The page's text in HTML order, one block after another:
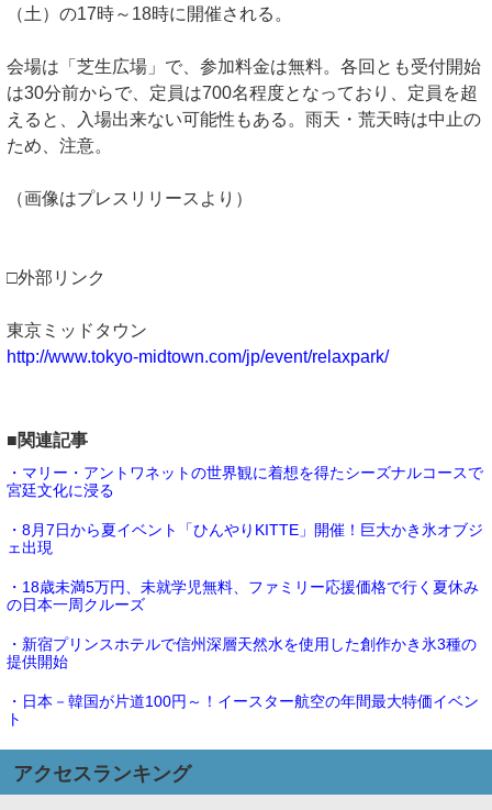
（土）の17時～18時に開催される。
会場は「芝生広場」で、参加料金は無料。各回とも受付開始
は30分前からで、定員は700名程度となっており、定員を超
えると、入場出来ない可能性もある。雨天・荒天時は中止の
ため、注意。
（画像はプレスリリースより）
□外部リンク
東京ミッドタウン
http://www.tokyo-midtown.com/jp/event/relaxpark/
■関連記事
・マリー・アントワネットの世界観に着想を得たシーズナルコースで
宮廷文化に浸る
・8月7日から夏イベント「ひんやりKITTE」開催！巨大かき氷オブジ
ェ出現
・18歳未満5万円、未就学児無料、ファミリー応援価格で行く夏休み
の日本一周クルーズ
・新宿プリンスホテルで信州深層天然水を使用した創作かき氷3種の
提供開始
・日本－韓国が片道100円～！イースター航空の年間最大特価イベン
ト
アクセスランキング